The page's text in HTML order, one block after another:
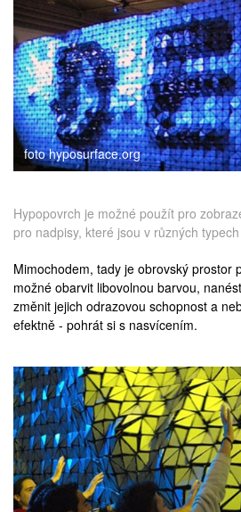
foto hyposurface.org
Hypopovrch je možné použít pro
pro nadpisy, které jsou v různých
Mimochodem, tady je obrovský prostor
možné obarvit libovolnou barvou,
změnit jejich odrazovou schopnost a
efektně - pohrát si s nasvícením.